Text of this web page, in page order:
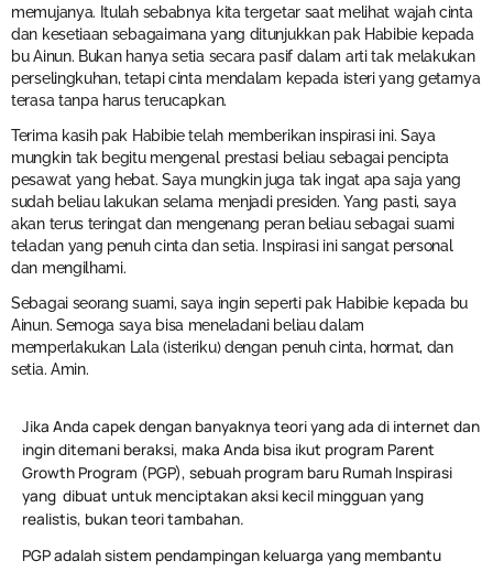
memujanya. Itulah sebabnya kita tergetar saat melihat wajah cinta
dan kesetiaan sebagaimana yang ditunjukkan pak Habibie kepada
bu Ainun. Bukan hanya setia secara pasif dalam arti tak melakukan
perselingkuhan, tetapi cinta mendalam kepada isteri yang getarnya
terasa tanpa harus terucapkan.
Terima kasih pak Habibie telah memberikan inspirasi ini. Saya
mungkin tak begitu mengenal prestasi beliau sebagai pencipta
pesawat yang hebat. Saya mungkin juga tak ingat apa saja yang
sudah beliau lakukan selama menjadi presiden. Yang pasti, saya
akan terus teringat dan mengenang peran beliau sebagai suami
teladan yang penuh cinta dan setia. Inspirasi ini sangat personal
dan mengilhami.
Sebagai seorang suami, saya ingin seperti pak Habibie kepada bu
Ainun. Semoga saya bisa meneladani beliau dalam
memperlakukan Lala (isteriku) dengan penuh cinta, hormat, dan
setia. Amin.
Jika Anda capek dengan banyaknya teori yang ada di internet dan
ingin ditemani beraksi, maka Anda bisa ikut program Parent
Growth Program (PGP), sebuah program baru Rumah Inspirasi
yang dibuat untuk menciptakan aksi kecil mingguan yang
realistis, bukan teori tambahan.
PGP adalah sistem pendampingan keluarga yang membantu